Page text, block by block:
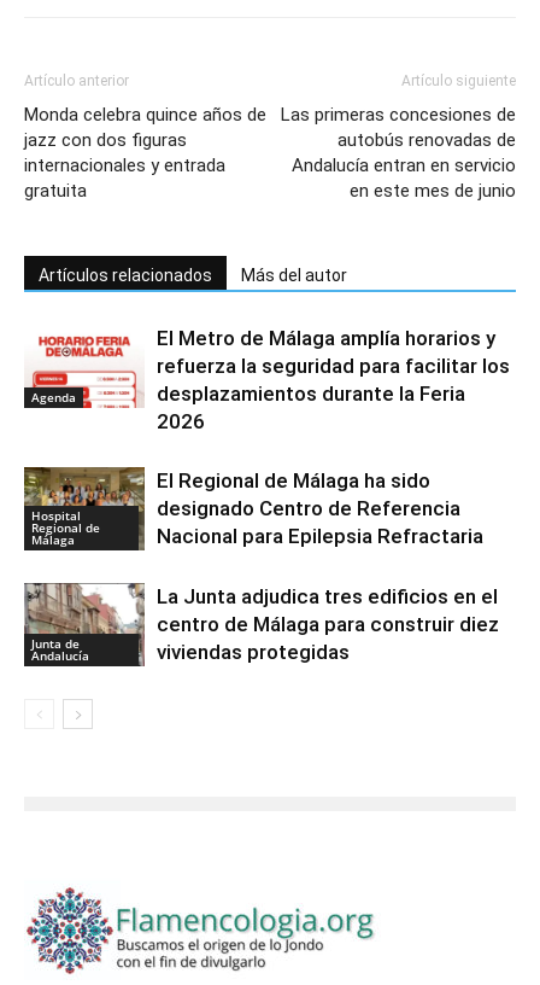
Artículo anterior
Monda celebra quince años de
jazz con dos figuras
internacionales y entrada
gratuita
Artículo siguiente
Las primeras concesiones de
autobús renovadas de
Andalucía entran en servicio
en este mes de junio
Artículos relacionados Más del autor
Agenda
El Metro de Málaga amplía horarios y
refuerza la seguridad para facilitar los
desplazamientos durante la Feria
2026
Hospital
Regional de
Málaga
El Regional de Málaga ha sido
designado Centro de Referencia
Nacional para Epilepsia Refractaria
Junta de
Andalucía
La Junta adjudica tres edificios en el
centro de Málaga para construir diez
viviendas protegidas